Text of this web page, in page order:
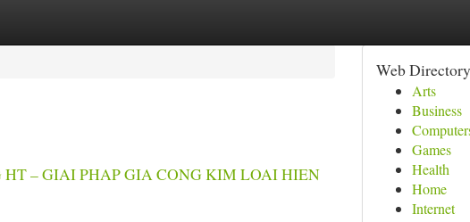
– GIAI PHAP GIA CONG KIM LOAI HIEN
Web
Arts
Business
Games
Health
Home
Internet